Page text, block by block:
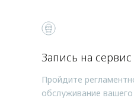
Запись на сервис
Пройдите
обслуживание